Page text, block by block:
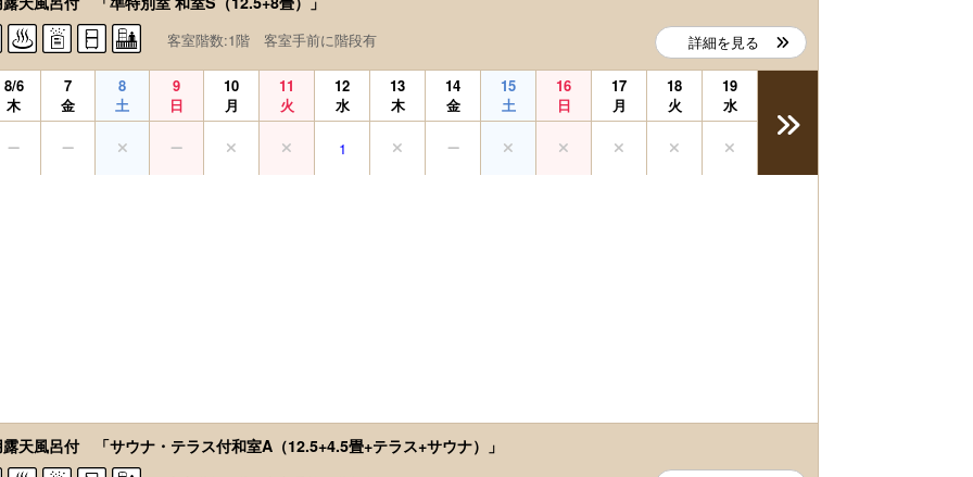
客室階数:1階 客室手前に階段有 詳細を見る
8/6
木
7
金
8
土
9
日
10
月
11
火
12
水
13
木
14
金
15
土
16
日
17
月
18
火
19
水
1
天風呂付 「サウナ・テラス付和室A（12.5+4.5畳+テラス+サウナ）」